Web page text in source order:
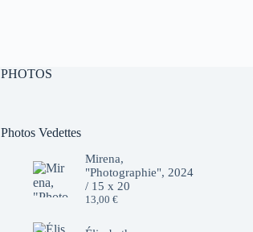
PHOTOS
Photos Vedettes
Mirena,
"Photographie", 2024
/ 15 x 20
13,00 €